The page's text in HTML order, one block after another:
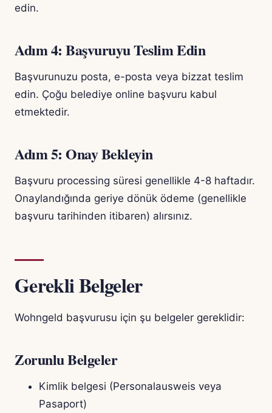
edin.
Adım 4: Başvuruyu Teslim Edin
Başvurunuzu posta, e-posta veya bizzat teslim
edin. Çoğu belediye online başvuru kabul
etmektedir.
Adım 5: Onay Bekleyin
Başvuru processing süresi genellikle 4-8 haftadır.
Onaylandığında geriye dönük ödeme (genellikle
başvuru tarihinden itibaren) alırsınız.
Gerekli Belgeler
Wohngeld başvurusu için şu belgeler gereklidir:
Zorunlu Belgeler
Kimlik belgesi (Personalausweis veya
Pasaport)